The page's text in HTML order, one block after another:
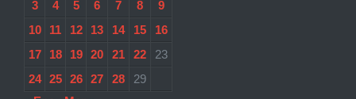
3
4 5 6 7 8
9
10
11 12 13 14 15
16
17
18 19 20 21 22
23
24
25 26 27 28
29